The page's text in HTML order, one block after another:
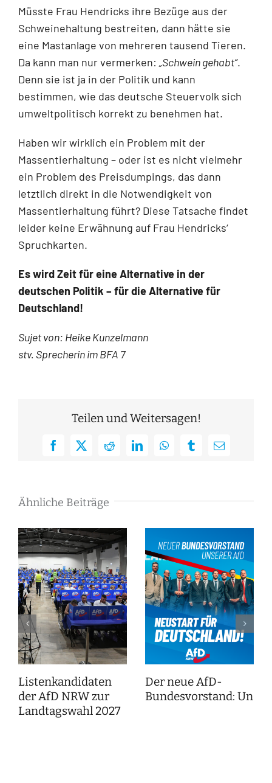
Müsste Frau Hendricks ihre Bezüge aus der
Schweinehaltung bestreiten, dann hätte sie
eine Mastanlage von mehreren tausend Tieren.
Da kann man nur vermerken: „Schwein gehabt“.
Denn sie ist ja in der Politik und kann
bestimmen, wie das deutsche Steuervolk sich
umweltpolitisch korrekt zu benehmen hat.
Haben wir wirklich ein Problem mit der
Massentierhaltung – oder ist es nicht vielmehr
ein Problem des Preisdumpings, das dann
letztlich direkt in die Notwendigkeit von
Massentierhaltung führt? Diese Tatsache findet
leider keine Erwähnung auf Frau Hendricks‘
Spruchkarten.
Es wird Zeit für eine Alternative in der
deutschen Politik – für die Alternative für
Deutschland!
Sujet von: Heike Kunzelmann
stv. Sprecherin im BFA 7
Teilen und Weitersagen!
Facebook
X RedditLinkedInWhatsAppTumblrE-
Ähnliche Beiträge
Listenkandidaten
der AfD NRW zur
Landtagswahl 2027
Der neue AfD-
Bundesvorstand: